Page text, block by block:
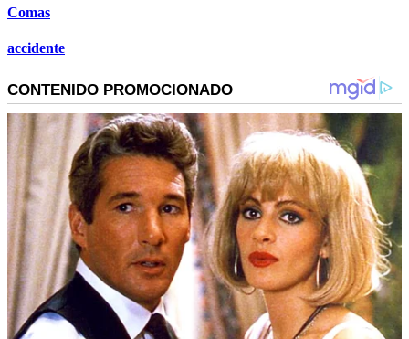
Comas
accidente